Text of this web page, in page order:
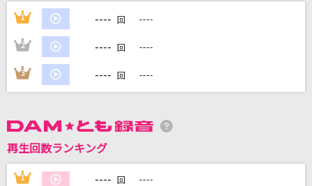
カラオケ最新情報をチェック！
1 ---- 回 ----
2 ---- 回 ----
3 ---- 回 ----
再生回数ランキング
1 ---- 回 ----